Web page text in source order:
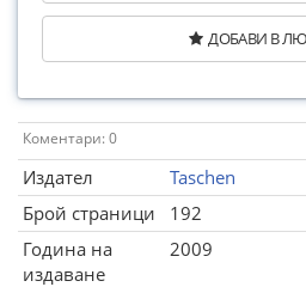
ДОБАВИ В
Коментари: 0
Издател
Taschen
Брой страници
192
Година на
издаване
2009